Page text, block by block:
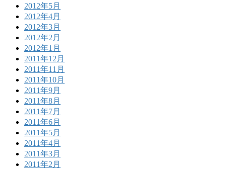
2012年5月
2012年4月
2012年3月
2012年2月
2012年1月
2011年12月
2011年11月
2011年10月
2011年9月
2011年8月
2011年7月
2011年6月
2011年5月
2011年4月
2011年3月
2011年2月